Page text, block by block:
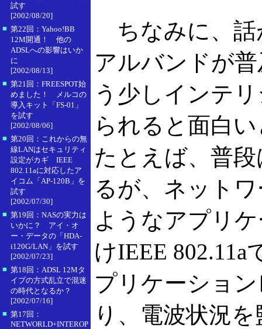
試す
[2002/08/20]
■ 第22回：Yahoo!BB
12M開通！ 他の
ADSLへの影響はいか
に
[2002/08/13]
■ 第21回：FREESPOT始
めました！ メルコの
導入キット「FS-01」
を試す
[2002/08/06]
■ 第20回：これからの無
線LANはセキュリティ
設定がカギ IEEE
802.11aに対応したア
イコム「AP-120B」を
試す
[2002/07/30]
■ 第19回：NASの実力は
いかに？ アイ・オ
ー・データの「HDA-
i120G/LAN」を試す
[2002/07/23]
■ 第18回：ADSL 12Mタ
イプの方式乱立で混迷
の時代となるか？
[2002/07/16]
■ 第17回：
NETWORLD+INTEROP
ちなみに、話
アルバンドが
う少しインテ
られると面白
たとえば、普段
るが、ネット
ようなアプリ
けIEEE
プリケーショ
り、電波状況